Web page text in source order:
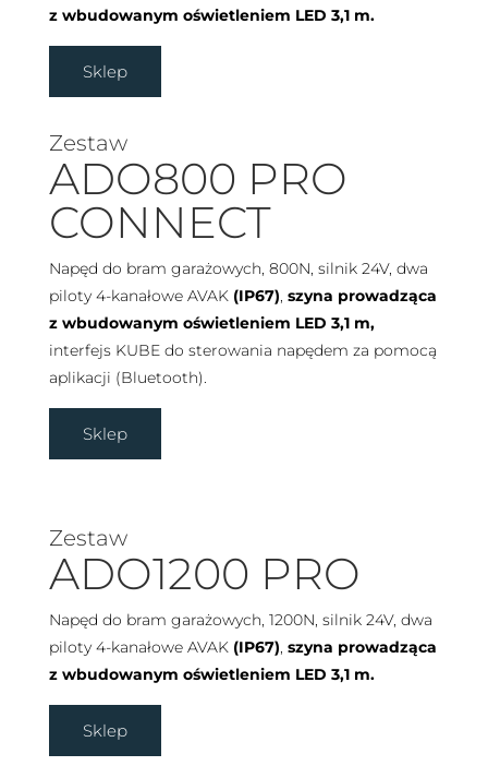
z wbudowanym oświetleniem LED 3,1 m.
Sklep
Zestaw
ADO800 PRO
CONNECT
Napęd do bram garażowych, 800N, silnik 24V, dwa
piloty 4-kanałowe AVAK (IP67), szyna prowadząca
z wbudowanym oświetleniem LED 3,1 m,
interfejs KUBE do sterowania napędem za pomocą
aplikacji (Bluetooth).
Sklep
Zestaw
ADO1200 PRO
Napęd do bram garażowych, 1200N, silnik 24V, dwa
piloty 4-kanałowe AVAK (IP67), szyna prowadząca
z wbudowanym oświetleniem LED 3,1 m.
Sklep